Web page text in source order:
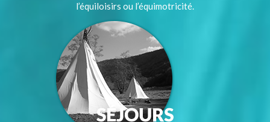
l’équiloisirs ou l’équimotricité.